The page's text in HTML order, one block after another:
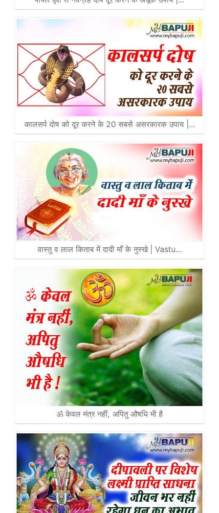
कालसर्प दोष को दूर करने के 20 सबसे असरकारक उपाय |…
वास्तु व लाल किताब में दादी माँ के नुस्खे | Vastu…
ॐ केवल मंत्र नहीं, अपितु औषधि भी है